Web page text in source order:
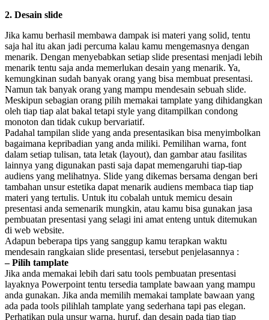
2. Desain slide
Jika kamu berhasil membawa dampak isi materi yang solid, tentu
saja hal itu akan jadi percuma kalau kamu mengemasnya dengan
menarik. Dengan menyebabkan setiap slide presentasi menjadi lebih
menarik tentu saja anda memerlukan desain yang menarik. Ya,
kemungkinan sudah banyak orang yang bisa membuat presentasi.
Namun tak banyak orang yang mampu mendesain sebuah slide.
Meskipun sebagian orang pilih memakai tamplate yang dihidangkan
oleh tiap tiap alat bakal tetapi style yang ditampilkan condong
monoton dan tidak cukup bervariatif.
Padahal tampilan slide yang anda presentasikan bisa menyimbolkan
bagaimana kepribadian yang anda miliki. Pemilihan warna, font
dalam setiap tulisan, tata letak (layout), dan gambar atau fasilitas
lainnya yang digunakan pasti saja dapat memengaruhi tiap-tiap
audiens yang melihatnya. Slide yang dikemas bersama dengan beri
tambahan unsur estetika dapat menarik audiens membaca tiap tiap
materi yang tertulis. Untuk itu cobalah untuk memicu desain
presentasi anda semenarik mungkin, atau kamu bisa gunakan jasa
pembuatan presentasi yang selagi ini amat enteng untuk ditemukan
di web website.
Adapun beberapa tips yang sanggup kamu terapkan waktu
mendesain rangkaian slide presentasi, tersebut penjelasannya :
– Pilih tamplate
Jika anda memakai lebih dari satu tools pembuatan presentasi
layaknya Powerpoint tentu tersedia tamplate bawaan yang mampu
anda gunakan. Jika anda memilih memakai tamplate bawaan yang
ada pada tools pilihlah tamplate yang sederhana tapi pas elegan.
Perhatikan pula unsur warna, huruf, dan desain pada tiap tiap